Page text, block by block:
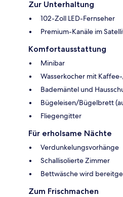
Zur Unterhaltung
102-Zoll LED-Fernseher
Premium-Kanäle im
Komfortausstattung
Minibar
Wasserkocher mit
Bademäntel und
Bügeleisen/Bügelbrett
Fliegengitter
Für erholsame Nächte
Verdunkelungsvorhänge
Schallisolierte Zimmer
Bettwäsche wird
Zum Frischmachen